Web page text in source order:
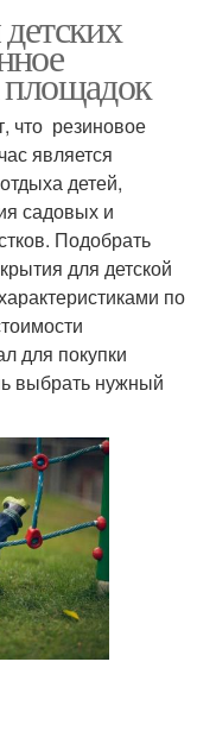
площадок
что резиновое
является
детей,
садовых и
Подобрать
для детской
по
для покупки
выбрать нужный